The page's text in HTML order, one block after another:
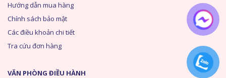
Hướng dẫn mua hàng
Chính sách bảo mật
Các điều khoản chi tiết
Tra cứu đơn hàng
VĂN PHÒNG ĐIỀU HÀNH